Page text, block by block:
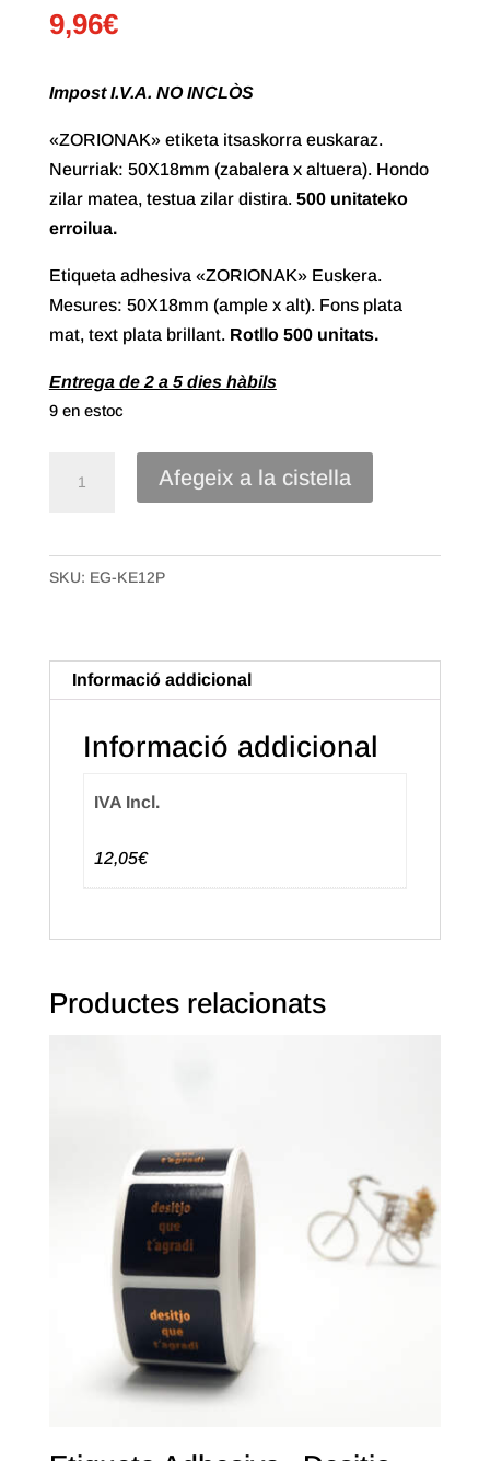
9,96€
Impost I.V.A. NO INCLÒS
«ZORIONAK» etiketa itsaskorra euskaraz.
Neurriak: 50X18mm (zabalera x altuera). Hondo
zilar matea, testua zilar distira. 500 unitateko
erroilua.
Etiqueta adhesiva «ZORIONAK» Euskera.
Mesures: 50X18mm (ample x alt). Fons plata
mat, text plata brillant. Rotllo 500 unitats.
Entrega de 2 a 5 dies hàbils
9 en estoc
Adhesiva
"Zorionak"
(500u.)
Afegeix a la cistella
SKU: EG-KE12P
Informació addicional
Informació addicional
IVA Incl.
12,05€
Productes relacionats